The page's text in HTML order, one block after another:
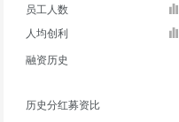
员工人数
人均创利
融资历史
历史分红募资比